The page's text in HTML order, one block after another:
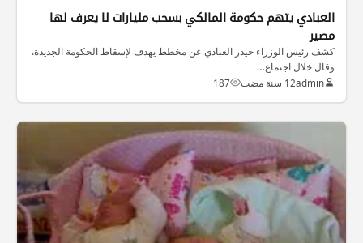
العبادي يتهم حكومة المالكي بسحب مليارات لا يعرف لها
مصير
كشف رئيس الوزراء حيدر العبادي عن مخطط يهدف لإسقاط الحكومة الجديدة.
وقال خلال اجتماع…
admin12 سنة مضت 187